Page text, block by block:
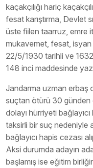
kaçakçılığı hariç
fesat karıştırma, Devlet
üste fiilen taarruz, emre
mukavemet, fesat, isyan
22/5/1930 tarihli ve
148 inci maddesinde
Jandarma uzman erbaş
suçtan ötürü 30 günden
dolayı hürriyeti
taksirli bir suç nedeniyle
bağlayıcı hapis cezası
Aksi durumda adayın
başlamış ise eğitim